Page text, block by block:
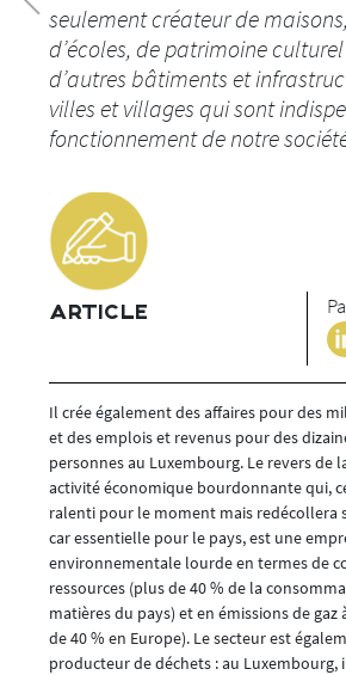
seulement créateur de
d’écoles, de patrimoine
d’autres bâtiments et
villes et villages qui sont
fonctionnement de notre
ARTICLE
Il crée également des affaires pour des
et des emplois et revenus pour des
personnes au Luxembourg. Le revers de
activité économique bourdonnante qui,
ralenti pour le moment mais redécollera
car essentielle pour le pays, est une
environnementale lourde en termes de
ressources (plus de 40 % de la
matières du pays) et en émissions de gaz
de 40 % en Europe). Le secteur est
producteur de déchets : au Luxembourg,